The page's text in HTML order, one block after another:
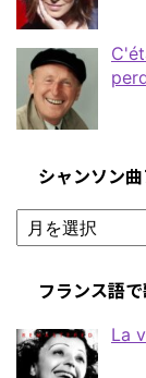
シャンソン曲
フランス語
La